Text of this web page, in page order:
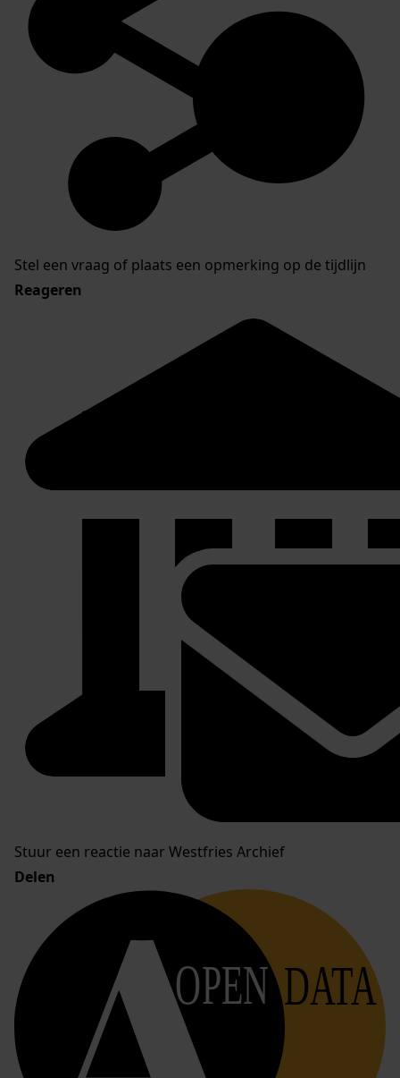
Stel een vraag of plaats een opmerking op de tijdlijn
Reageren
Stuur een reactie naar Westfries Archief
Delen
OPEN DATA